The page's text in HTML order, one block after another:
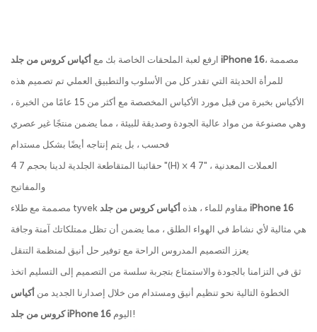
ارفع لعبة الملحقات الخاصة بك مع أكياس كروس من جلد iPhone 16، مصممة
للمرأة الحديثة التي تقدر كل من الأسلوب والتطبيق العملي تم تصميم هذه
الأكياس بخبرة من قبل مورد الأكياس المخصصة مع أكثر من 15 عامًا من الخبرة ،
وهي مصنوعة من مواد عالية الجودة وصديقة للبيئة ، مما يضمن منتجًا غير عصري
فحسب ، بل يتم إنتاجه أيضًا بشكل مستدام
حقائبنا المتقاطعة الجلدية لدينا بحجم 7 4 "(H) × 4 7" العملات المعدنية ،
والمفاتيح
مصممة مع طلاء tyvek مقاوم للماء ، هذه أكياس كروس من جلد iPhone 16
هي مثالية لأي نشاط في الهواء الطلق ، مما يضمن أن تظل ممتلكاتك آمنة وجافة
يعزز التصميم المدروس الراحة مع توفير حل أنيق لمنظمة التنقل
ثق في التزامنا بالجودة والاستمتاع بتجربة سلسة من التصميم إلى التسليم اتخذ
الخطوة التالية نحو تنظيم أنيق ومستدام من خلال إصدارنا الجديد من أكياس
كروس من جلد iPhone 16
اليوم!